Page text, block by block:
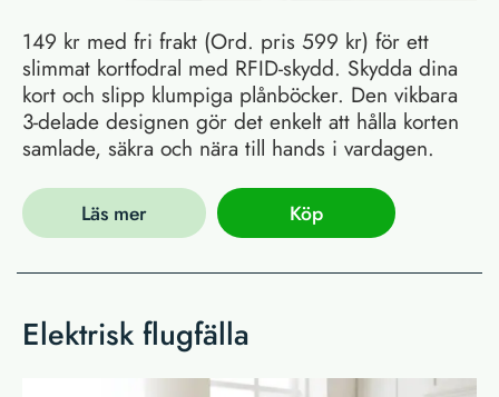
149 kr med fri frakt (Ord. pris 599 kr) för ett
slimmat kortfodral med RFID-skydd. Skydda dina
kort och slipp klumpiga plånböcker. Den vikbara
3-delade designen gör det enkelt att hålla korten
samlade, säkra och nära till hands i vardagen.
Läs mer Köp
Elektrisk flugfälla